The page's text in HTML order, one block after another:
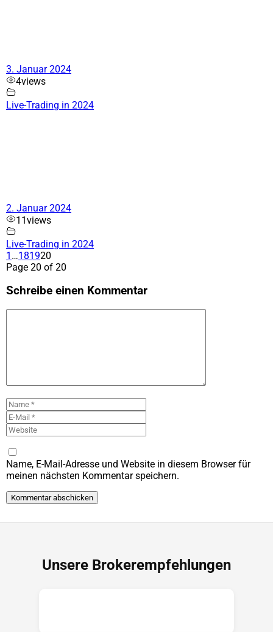
3. Januar 2024
4views
Live-Trading in 2024
2. Januar 2024
11views
Live-Trading in 2024
1 …181920
Page 20 of 20
Schreibe einen Kommentar
Name
Mail
Name, E-Mail-Adresse und Website in diesem Browser für
meinen nächsten Kommentar speichern.
Unsere Brokerempfehlungen